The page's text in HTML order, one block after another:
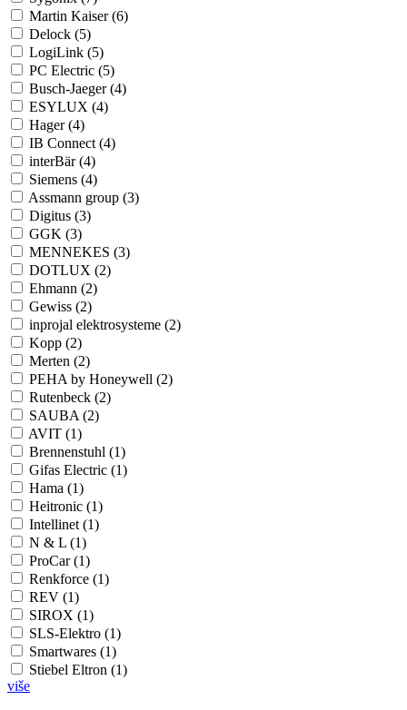
Martin Kaiser (6)
Delock (5)
LogiLink (5)
PC Electric (5)
Busch-Jaeger (4)
ESYLUX (4)
Hager (4)
IB Connect (4)
interBär (4)
Siemens (4)
Assmann group (3)
Digitus (3)
GGK (3)
MENNEKES (3)
DOTLUX (2)
Ehmann (2)
Gewiss (2)
inprojal elektrosysteme (2)
Kopp (2)
Merten (2)
PEHA by Honeywell (2)
Rutenbeck (2)
SAUBA (2)
AVIT (1)
Brennenstuhl (1)
Gifas Electric (1)
Hama (1)
Heitronic (1)
Intellinet (1)
N & L (1)
ProCar (1)
Renkforce (1)
REV (1)
SIROX (1)
SLS-Elektro (1)
Smartwares (1)
Stiebel Eltron (1)
više